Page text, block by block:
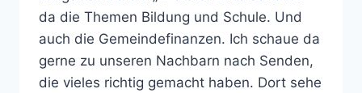
da die Themen Bildung und Schule. Und
auch die Gemeindefinanzen. Ich schaue da
gerne zu unseren Nachbarn nach Senden,
die vieles richtig gemacht haben. Dort sehe